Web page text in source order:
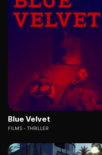
Blue Velvet
FILMS THRILLER